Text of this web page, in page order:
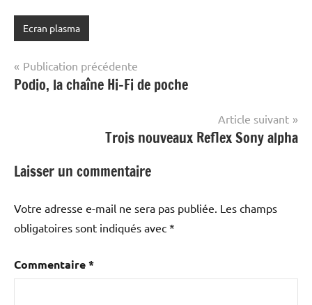
Ecran plasma
Navigation
de
Publication précédente
Podio, la chaîne Hi-Fi de poche
Article suivant
Trois nouveaux Reflex Sony alpha
Laisser un commentaire
Votre adresse e-mail ne sera pas publiée. Les champs
obligatoires sont indiqués avec *
Commentaire*